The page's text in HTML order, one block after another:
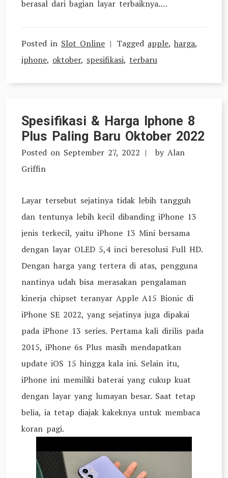
berasal dari bagian layar terbaiknya.…
Posted in Slot Online Tagged apple, harga,
iphone, oktober, spesifikasi, terbaru
Spesifikasi & Harga Iphone 8
Plus Paling Baru Oktober 2022
Posted on September 27, 2022 by Alan
Griffin
Layar tersebut sejatinya tidak lebih tangguh
dan tentunya lebih kecil dibanding iPhone 13
jenis terkecil, yaitu iPhone 13 Mini bersama
dengan layar OLED 5,4 inci beresolusi Full HD.
Dengan harga yang tertera di atas, pengguna
nantinya udah bisa merasakan pengalaman
kinerja chipset teranyar Apple A15 Bionic di
iPhone SE 2022, yang sejatinya juga dipakai
pada iPhone 13 series. Pertama kali dirilis pada
2015, iPhone 6s Plus masih mendapatkan
update iOS 15 hingga kala ini. Selain itu,
iPhone ini memiliki baterai yang cukup kuat
dengan layar yang lumayan besar. Saat tetap
belia, ia tetap diajak kakeknya untuk membaca
koran pagi.